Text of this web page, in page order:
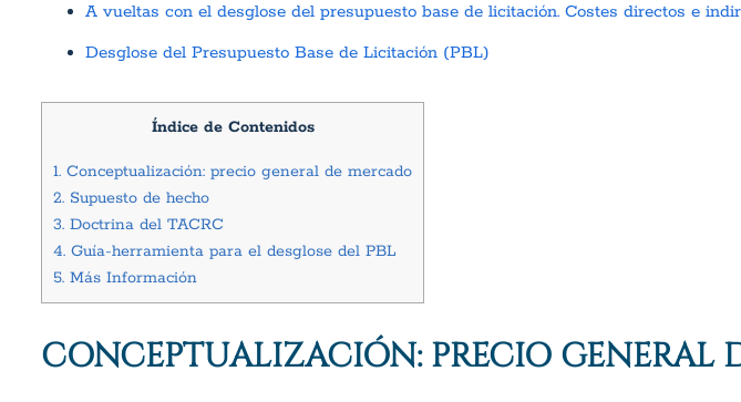
A vueltas con el desglose del presupuesto base de licitación. Costes directos e
Desglose del Presupuesto Base de Licitación (PBL)
Índice de Contenidos
1. Conceptualización: precio general de mercado
2. Supuesto de hecho
3. Doctrina del TACRC
4. Guía-herramienta para el desglose del PBL
5. Más Información
CONCEPTUALIZACIÓN: PRECIO GENERAL